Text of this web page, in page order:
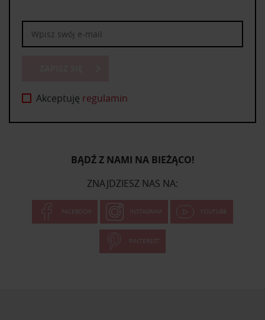
Akceptuję regulamin
BĄDŹ Z NAMI NA BIEŻĄCO!
ZNAJDZIESZ NAS NA:
FACEBOOK INSTAGRAM YOUTUBE
PINTEREST